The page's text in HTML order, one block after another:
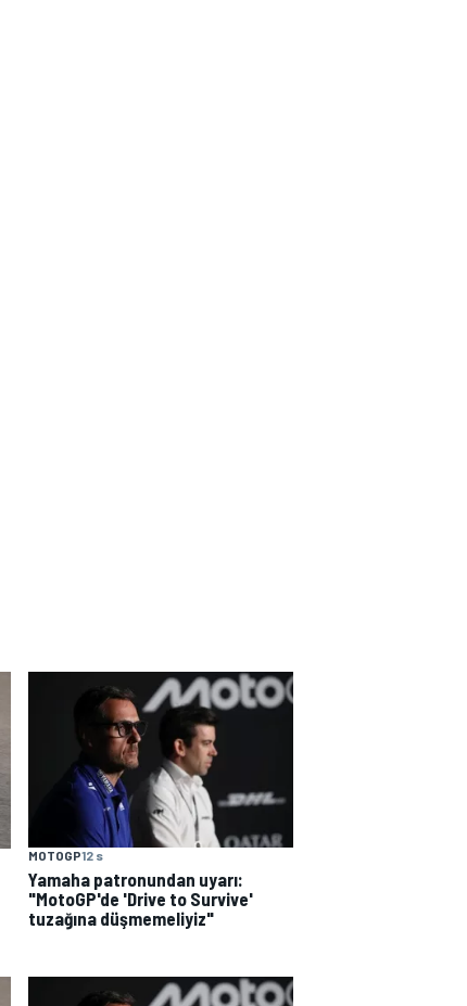
MOTOGP12 s
Yamaha patronundan uyarı:
"MotoGP'de 'Drive to Survive'
tuzağına düşmemeliyiz"